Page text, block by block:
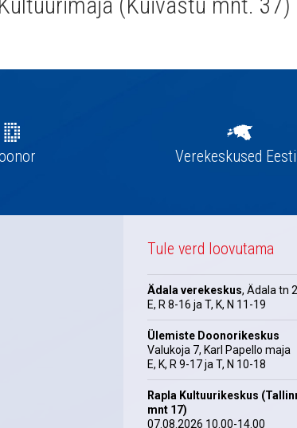
Verekeskused
Tule verd loovutama
Ädala verekeskus, Ädala tn 2
E, R 8-16 ja T, K, N 11-19
Ülemiste Doonorikeskus
Valukoja 7, Karl Papello maja
E, K, R 9-17 ja T, N 10-18
Rapla Kultuurikeskus
mnt 17)
07.08.2026 10.00-14.00